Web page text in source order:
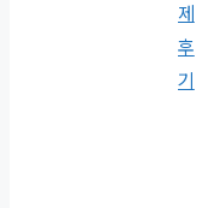
제
후
기